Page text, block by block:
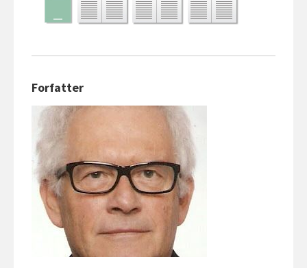
Forfatter